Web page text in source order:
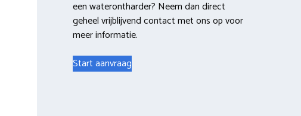
een waterontharder? Neem dan direct
geheel vrijblijvend contact met ons op voor
meer informatie.
Start aanvraag